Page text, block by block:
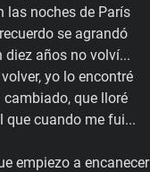
las noches de París
se agrandó
diez años no volví...
yo lo encontré
cambiado, que lloré
que cuando me fui...
empiezo a encanecer